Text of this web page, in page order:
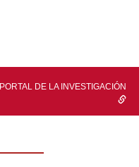
PORTAL DE LA INVESTIGACIÓN